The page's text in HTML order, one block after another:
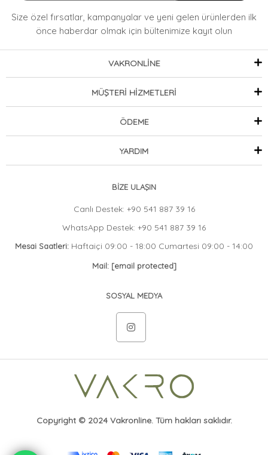
Size özel fırsatlar, kampanyalar ve yeni gelen ürünlerden ilk
önce haberdar olmak için bültenimize kayıt olun
VAKRONLİNE
MÜŞTERİ HİZMETLERİ
ÖDEME
YARDIM
BİZE ULAŞIN
Canlı Destek: +90 541 887 39 16
WhatsApp Destek: +90 541 887 39 16
Mesai Saatleri: Haftaiçi 09:00 - 18:00 Cumartesi 09:00 - 14:00
Mail: [email protected]
SOSYAL MEDYA
Copyright © 2024 Vakronline. Tüm hakları saklıdır.